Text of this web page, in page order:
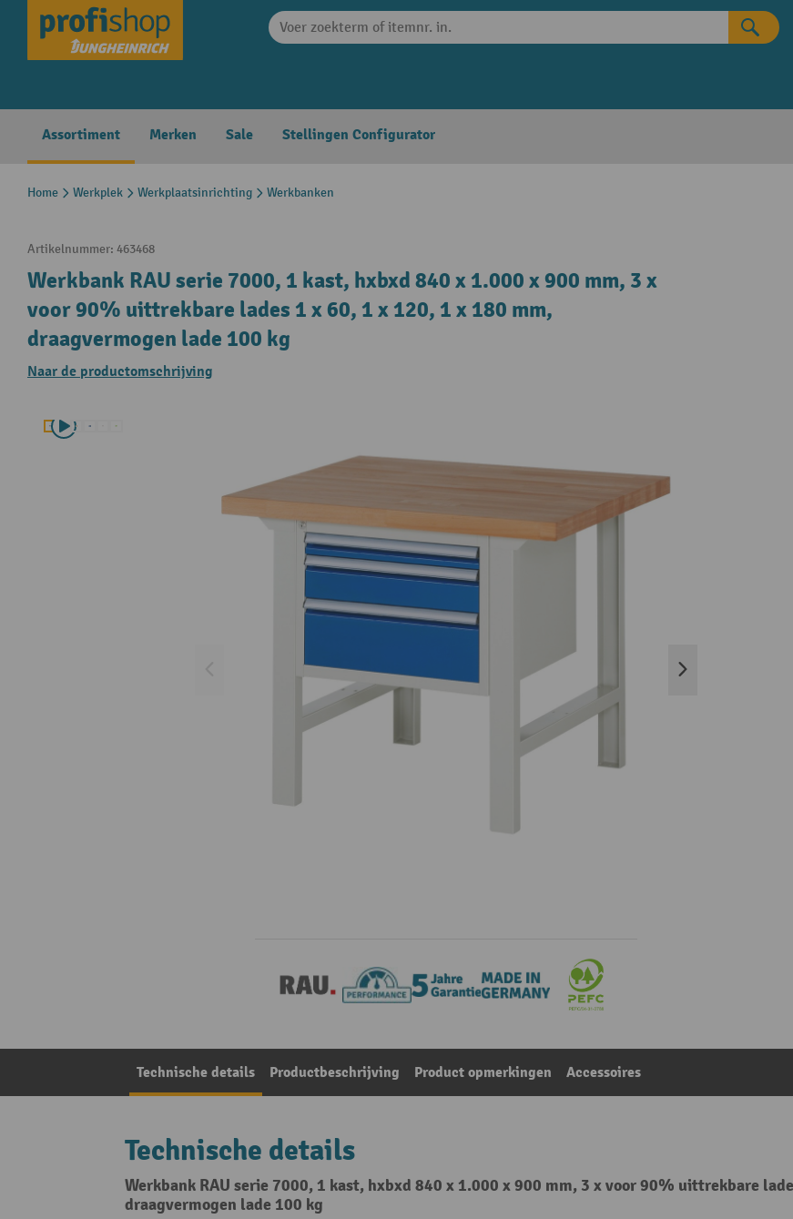
Skip to main navigation
Assortiment Merken Sale Stellingen Configurator
Home Werkplek Werkplaatsinrichting Werkbanken
Artikelnummer: 463468
Werkbank RAU serie 7000, 1 kast, hxbxd 840 x 1.000 x 900 mm, 3 x
voor 90% uittrekbare lades 1 x 60, 1 x 120, 1 x 180 mm,
draagvermogen lade 100 kg
Naar de productomschrijving
Technische details Productbeschrijving Product opmerkingen Accessoires
Technische details
Werkbank RAU serie 7000, 1 kast, hxbxd 840 x 1.000 x 900 mm, 3 x voor 90% uittrekbare
draagvermogen lade 100 kg